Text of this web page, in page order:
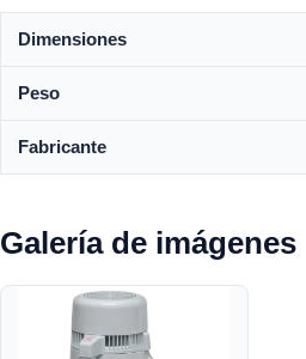
Dimensiones
Peso
Fabricante
Galería de imágenes